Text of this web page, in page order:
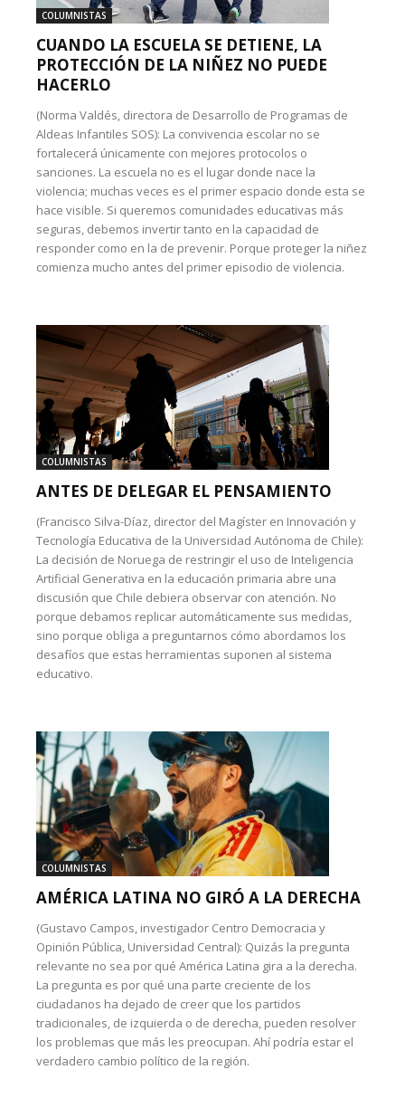
COLUMNISTAS
CUANDO LA ESCUELA SE DETIENE, LA
PROTECCIÓN DE LA NIÑEZ NO PUEDE
HACERLO
(Norma Valdés, directora de Desarrollo de Programas de
Aldeas Infantiles SOS): La convivencia escolar no se
fortalecerá únicamente con mejores protocolos o
sanciones. La escuela no es el lugar donde nace la
violencia; muchas veces es el primer espacio donde esta se
hace visible. Si queremos comunidades educativas más
seguras, debemos invertir tanto en la capacidad de
responder como en la de prevenir. Porque proteger la niñez
comienza mucho antes del primer episodio de violencia.
COLUMNISTAS
ANTES DE DELEGAR EL PENSAMIENTO
(Francisco Silva-Díaz, director del Magíster en Innovación y
Tecnología Educativa de la Universidad Autónoma de Chile):
La decisión de Noruega de restringir el uso de Inteligencia
Artificial Generativa en la educación primaria abre una
discusión que Chile debiera observar con atención. No
porque debamos replicar automáticamente sus medidas,
sino porque obliga a preguntarnos cómo abordamos los
desafíos que estas herramientas suponen al sistema
educativo.
COLUMNISTAS
AMÉRICA LATINA NO GIRÓ A LA DERECHA
(Gustavo Campos, investigador Centro Democracia y
Opinión Pública, Universidad Central): Quizás la pregunta
relevante no sea por qué América Latina gira a la derecha.
La pregunta es por qué una parte creciente de los
ciudadanos ha dejado de creer que los partidos
tradicionales, de izquierda o de derecha, pueden resolver
los problemas que más les preocupan. Ahí podría estar el
verdadero cambio político de la región.